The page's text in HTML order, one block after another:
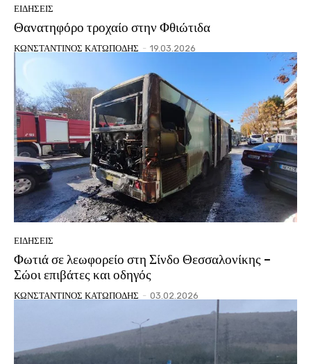
ΕΙΔΗΣΕΙΣ
Θανατηφόρο τροχαίο στην Φθιώτιδα
ΚΩΝΣΤΑΝΤΙΝΟΣ ΚΑΤΩΠΟΔΗΣ - 19.03.2026
ΕΙΔΗΣΕΙΣ
Φωτιά σε λεωφορείο στη Σίνδο Θεσσαλονίκης –
Σώοι επιβάτες και οδηγός
ΚΩΝΣΤΑΝΤΙΝΟΣ ΚΑΤΩΠΟΔΗΣ - 03.02.2026